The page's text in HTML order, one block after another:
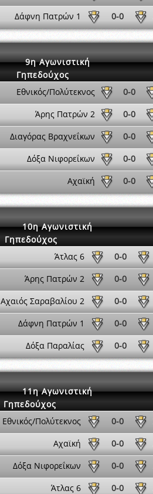
Δάφνη Πατρών 1 0-0
9η Αγωνιστική
Γηπεδούχος
Εθνικός/Πολύτεκνος 0-0
Άρης Πατρών 2 0-0
Διαγόρας Βραχνεΐκων 0-0
Δόξα Νιφορεΐκων 0-0
Αχαϊκή 0-0
10η Αγωνιστική
Γηπεδούχος
Άτλας 6 0-0
Άρης Πατρών 2 0-0
Αχαιός Σαραβαλίου 2 0-0
Δάφνη Πατρών 1 0-0
Δόξα Παραλίας 0-0
11η Αγωνιστική
Γηπεδούχος
Εθνικός/Πολύτεκνος 0-0
Αχαϊκή 0-0
Δόξα Νιφορεΐκων 0-0
Άτλας 6 0-0